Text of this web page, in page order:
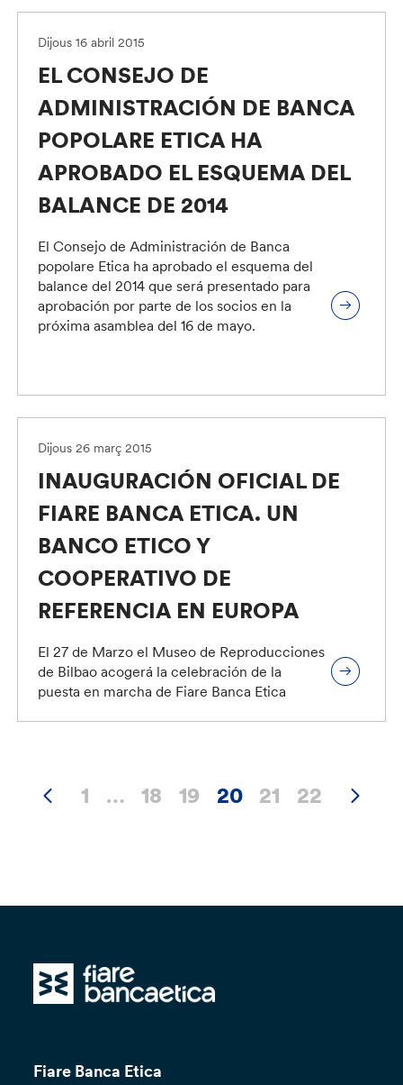
Dijous 16 abril 2015
EL CONSEJO DE
ADMINISTRACIÓN DE BANCA
POPOLARE ETICA HA
APROBADO EL ESQUEMA DEL
BALANCE DE 2014
El Consejo de Administración de Banca
popolare Etica ha aprobado el esquema del
balance del 2014 que será presentado para
aprobación por parte de los socios en la
próxima asamblea del 16 de mayo.
Dijous 26 març 2015
INAUGURACIÓN OFICIAL DE
FIARE BANCA ETICA. UN
BANCO ETICO Y
COOPERATIVO DE
REFERENCIA EN EUROPA
El 27 de Marzo el Museo de Reproducciones
de Bilbao acogerá la celebración de la
puesta en marcha de Fiare Banca Etica
1 … 18 19 20 21 22
Fiare Banca Etica